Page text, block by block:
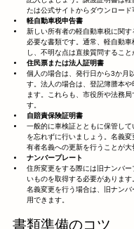
たは公式サイトからダウンロード
軽自動車税申告書
新しい所有者の軽自動車税に関
必要な書類です。通常、軽自動
し、不明な点は直接質問すること
住民票または法人証明書
個人の場合は、発行日から3か月
す。法人の場合は、登記簿謄本や
ます。これらも、市役所や法務
す。
自賠責保険証明書
一般的に車検証とともに保管し
を忘れずに行いましょう。名義
有者名義への更新を行うことが大
ナンバープレート
住所変更をする際には旧ナンバー
いものを取得する必要がありま
名義変更を行う場合は、旧ナン
用できます。
書類準備のコツ